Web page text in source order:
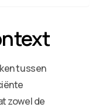
tussen
zowel de